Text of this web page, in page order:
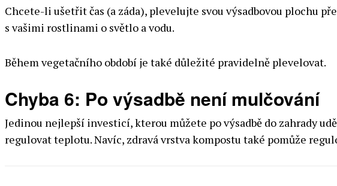
Chcete-li ušetřit čas (a záda), plevelujte svou výsadbovou plochu
s vašimi rostlinami o světlo a vodu.
Během vegetačního období je také důležité pravidelně plevelovat.
Chyba 6: Po výsadbě není mulčování
Jedinou nejlepší investicí, kterou můžete po výsadbě do zahrady
regulovat teplotu. Navíc, zdravá vrstva kompostu také pomůže